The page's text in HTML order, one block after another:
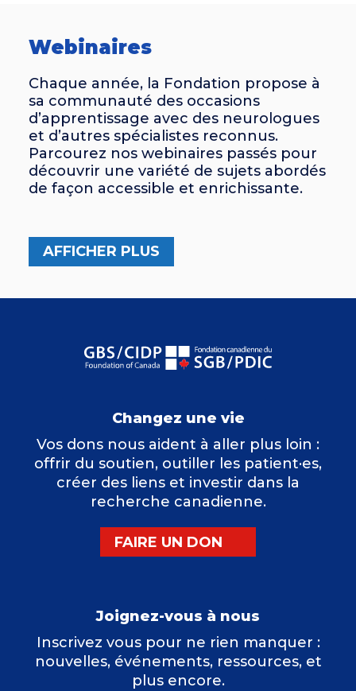
Webinaires
Chaque année, la Fondation propose à
sa communauté des occasions
d’apprentissage avec des neurologues
et d’autres spécialistes reconnus.
Parcourez nos webinaires passés pour
découvrir une variété de sujets abordés
de façon accessible et enrichissante.
AFFICHER PLUS
Changez une vie
Vos dons nous aident à aller plus loin :
offrir du soutien, outiller les patient·es,
créer des liens et investir dans la
recherche canadienne.
FAIRE UN DON
Joignez-vous à nous
Inscrivez vous pour ne rien manquer :
nouvelles, événements, ressources, et
plus encore.